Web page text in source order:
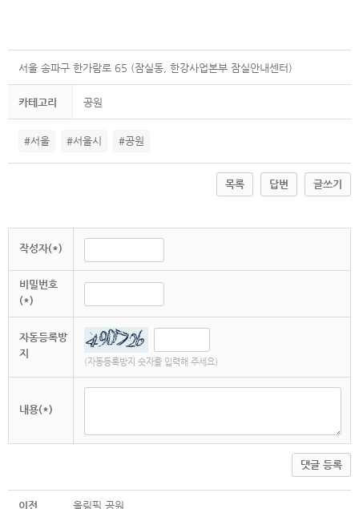
서울 송파구 한가람로 65 (잠실동, 한강사업본부 잠실안내센터)
카테고리 공원
#서울 #서울시 #공원
목록 답변 글쓰기
작성자(*)
비밀번호
(*)
자동등록방
지
(자동등록방지 숫자를 입력해 주세요)
내용(*)
댓글 등록
이전 올림픽 공원